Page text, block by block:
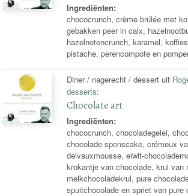
Ingrediënten:
chococrunch, crème brúlée met
gebakken peer in calx,
hazelnotencrunch, karamel,
pistache, perencompote en
Diner / nagerecht / dessert uit
desserts:
Chocolate art
Ingrediënten:
chococrunch, chocoladegelei,
chocolade sponscake, crémeux
delvauxmousse, eiwit-
krokantje van chocolade, krul van
melkchocoladekrul, pure
spuitchocolade en spriet van pure